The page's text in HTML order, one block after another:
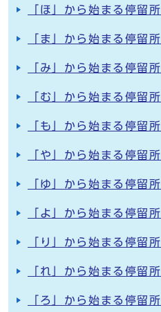
「ほ」から始まる停留所
「ま」から始まる停留所
「み」から始まる停留所
「む」から始まる停留所
「も」から始まる停留所
「や」から始まる停留所
「ゆ」から始まる停留所
「よ」から始まる停留所
「り」から始まる停留所
「れ」から始まる停留所
「ろ」から始まる停留所